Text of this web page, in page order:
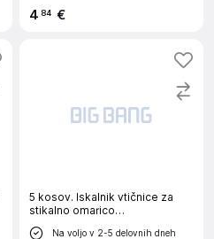
4 84 €
5 kosov. Iskalnik vtičnice za
stikalno omarico
7U.00.8.230.0012
Na voljo v 2-5 delovnih dneh